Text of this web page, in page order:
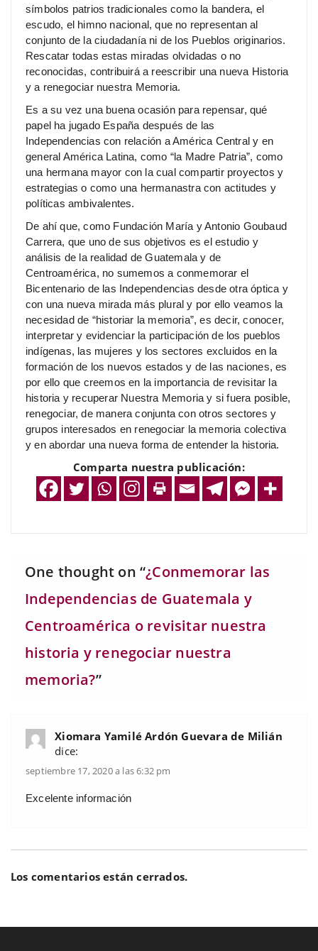
símbolos patrios tradicionales como la bandera, el
escudo, el himno nacional, que no representan al
conjunto de la ciudadanía ni de los Pueblos originarios.
Rescatar todas estas miradas olvidadas o no
reconocidas, contribuirá a reescribir una nueva Historia
y a renegociar nuestra Memoria.
Es a su vez una buena ocasión para repensar, qué
papel ha jugado España después de las
Independencias con relación a América Central y en
general América Latina, como “la Madre Patria”, como
una hermana mayor con la cual compartir proyectos y
estrategias o como una hermanastra con actitudes y
políticas ambivalentes.
De ahí que, como Fundación María y Antonio Goubaud
Carrera, que uno de sus objetivos es el estudio y
análisis de la realidad de Guatemala y de
Centroamérica, no sumemos a conmemorar el
Bicentenario de las Independencias desde otra óptica y
con una nueva mirada más plural y por ello veamos la
necesidad de “historiar la memoria”, es decir, conocer,
interpretar y evidenciar la participación de los pueblos
indígenas, las mujeres y los sectores excluidos en la
formación de los nuevos estados y de las naciones, es
por ello que creemos en la importancia de revisitar la
historia y recuperar Nuestra Memoria y si fuera posible,
renegociar, de manera conjunta con otros sectores y
grupos interesados en renegociar la memoria colectiva
y en abordar una nueva forma de entender la historia.
Comparta nuestra publicación:
One thought on “¿Conmemorar las
Independencias de Guatemala y
Centroamérica o revisitar nuestra
historia y renegociar nuestra
memoria?”
Xiomara Yamilé Ardón Guevara de Milián
dice:
septiembre 17, 2020 a las 6:32 pm
Excelente información
Los comentarios están cerrados.